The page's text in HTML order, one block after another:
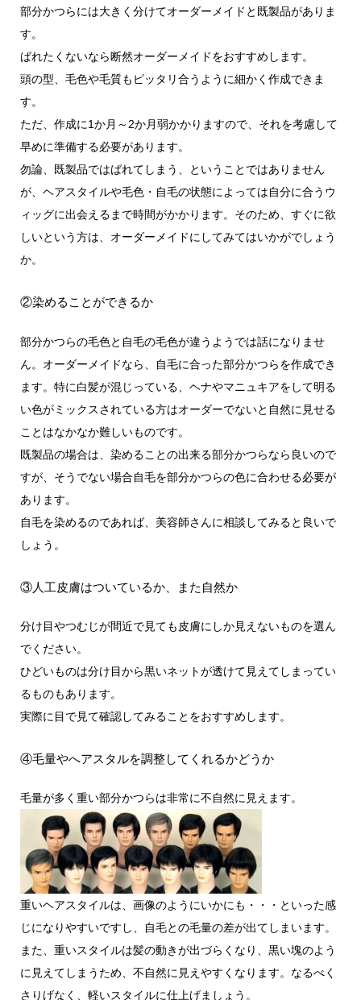
部分かつらには大きく分けてオーダーメイドと既製品がありま
す。
ばれたくないなら断然オーダーメイドをおすすめします。
頭の型、毛色や毛質もピッタリ合うように細かく作成できま
す。
ただ、作成に1か月～2か月弱かかりますので、それを考慮して
早めに準備する必要があります。
勿論、既製品ではばれてしまう、ということではありません
が、ヘアスタイルや毛色・自毛の状態によっては自分に合うウ
ィッグに出会えるまで時間がかかります。そのため、すぐに欲
しいという方は、オーダーメイドにしてみてはいかがでしょう
か。
②染めることができるか
部分かつらの毛色と自毛の毛色が違うようでは話になりませ
ん。オーダーメイドなら、自毛に合った部分かつらを作成でき
ます。特に白髪が混じっている、ヘナやマニュキアをして明る
い色がミックスされている方はオーダーでないと自然に見せる
ことはなかなか難しいものです。
既製品の場合は、染めることの出来る部分かつらなら良いので
すが、そうでない場合自毛を部分かつらの色に合わせる必要が
あります。
自毛を染めるのであれば、美容師さんに相談してみると良いで
しょう。
③人工皮膚はついているか、また自然か
分け目やつむじが間近で見ても皮膚にしか見えないものを選ん
でください。
ひどいものは分け目から黒いネットが透けて見えてしまってい
るものもあります。
実際に目で見て確認してみることをおすすめします。
④毛量やへアスタルを調整してくれるかどうか
毛量が多く重い部分かつらは非常に不自然に見えます。
重いヘアスタイルは、画像のようにいかにも・・・といった感
じになりやすいですし、自毛との毛量の差が出てしまいます。
また、重いスタイルは髪の動きが出づらくなり、黒い塊のよう
に見えてしまうため、不自然に見えやすくなります。なるべく
さりげなく、軽いスタイルに仕上げましょう。